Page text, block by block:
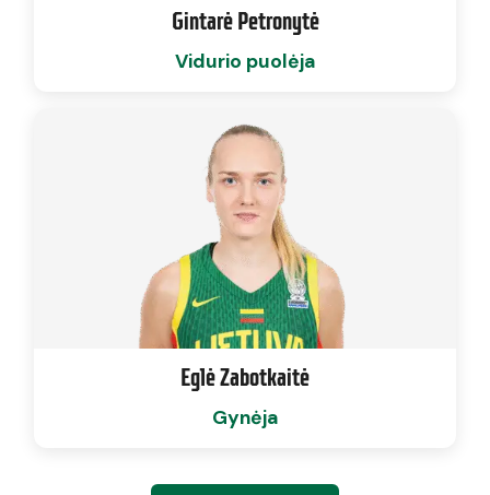
Gintarė Petronytė
Vidurio puolėja
Eglė Zabotkaitė
Gynėja